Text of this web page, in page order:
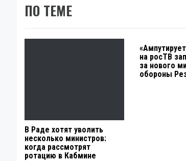
ПО ТЕМЕ
В Раде хотят уволить
несколько министров:
когда рассмотрят
ротацию в Кабмине
на росТВ
за нового
обороны